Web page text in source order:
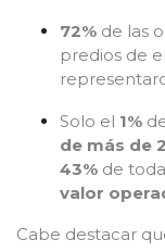
72% de las
predios de
Solo el 1%
de más de
43% de
valor
Cabe destacar